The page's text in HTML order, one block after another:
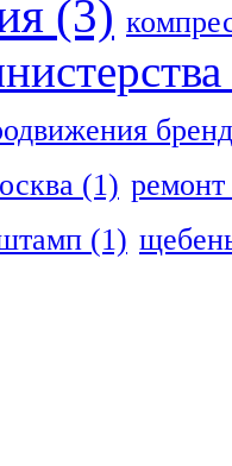
(3)
(1) ремонт
(1)